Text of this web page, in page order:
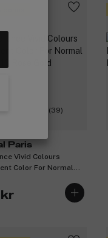
(39)
Paris
Vivid Colours
Color For Normal